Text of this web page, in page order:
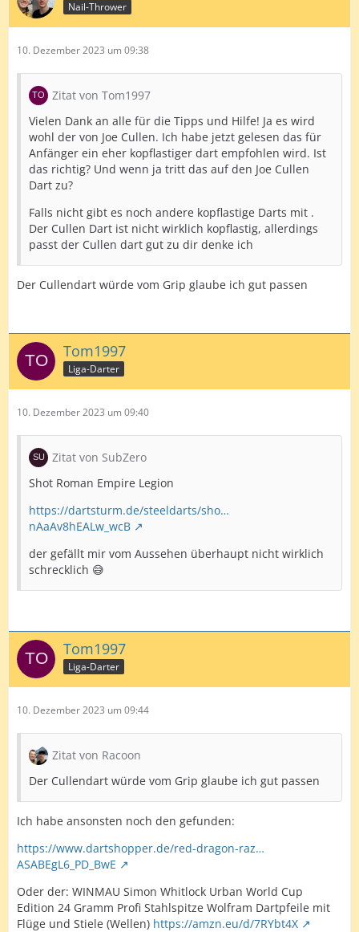
Nail-Thrower
10. Dezember 2023 um 09:38
Zitat von Tom1997
Vielen Dank an alle für die Tipps und Hilfe! Ja es wird
wohl der von Joe Cullen. Ich habe jetzt gelesen das für
Anfänger ein eher kopflastiger dart empfohlen wird. Ist
das richtig? Und wenn ja tritt das auf den Joe Cullen
Dart zu?
Falls nicht gibt es noch andere kopflastige Darts mit .
Der Cullen Dart ist nicht wirklich kopflastig, allerdings
passt der Cullen dart gut zu dir denke ich
Der Cullendart würde vom Grip glaube ich gut passen
Tom1997
Liga-Darter
10. Dezember 2023 um 09:40
Zitat von SubZero
Shot Roman Empire Legion
https://dartsturm.de/steeldarts/sho…
nAaAv8hEALw_wcB
der gefällt mir vom Aussehen überhaupt nicht wirklich
schrecklich 😅
Tom1997
Liga-Darter
10. Dezember 2023 um 09:44
Zitat von Racoon
Der Cullendart würde vom Grip glaube ich gut passen
Ich habe ansonsten noch den gefunden:
https://www.dartshopper.de/red-dragon-raz…
ASABEgL6_PD_BwE
Oder der: WINMAU Simon Whitlock Urban World Cup
Edition 24 Gramm Profi Stahlspitze Wolfram Dartpfeile mit
Flüge und Stiele (Wellen) https://amzn.eu/d/7RYbt4X